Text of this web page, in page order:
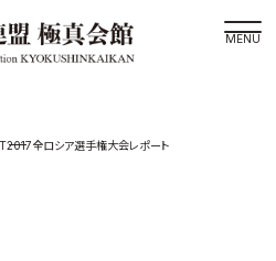
2017全ロシア選手権大会レポート